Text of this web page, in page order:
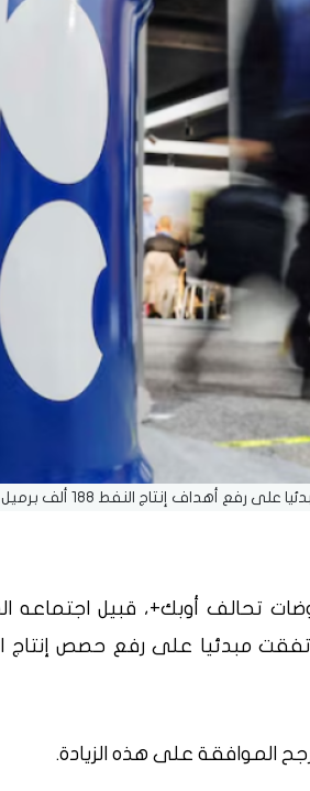
أهداف إنتاج النفط 188 ألف برميل يوميا في أغسطس
تحالف أوبك+، قبيل
الموافقة على هذه الزيادة.